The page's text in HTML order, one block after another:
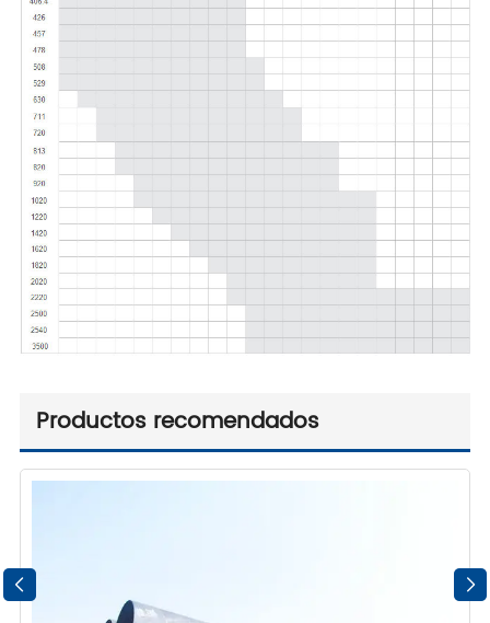
Productos recomendados